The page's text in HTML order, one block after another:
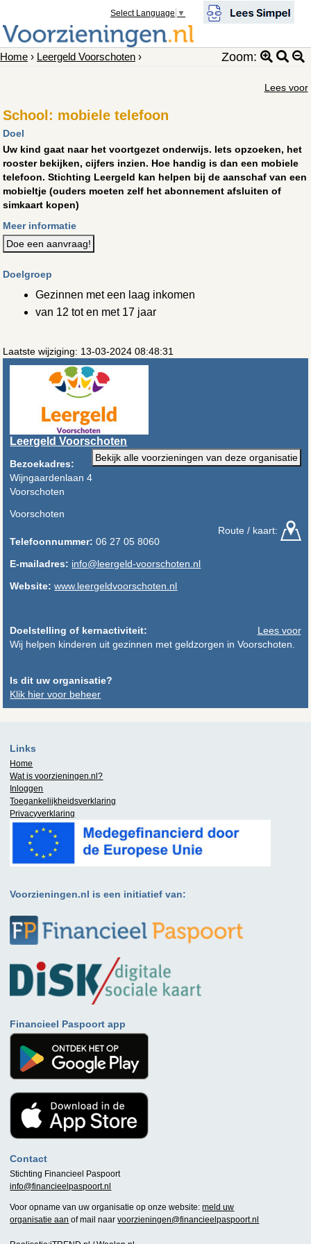
Select Language ▼
Home › Leergeld Voorschoten › Zoom:
Lees voor
School: mobiele telefoon
Doel
Uw kind gaat naar het voortgezet onderwijs. Iets opzoeken, het
rooster bekijken, cijfers inzien. Hoe handig is dan een mobiele
telefoon. Stichting Leergeld kan helpen bij de aanschaf van een
mobieltje (ouders moeten zelf het abonnement afsluiten of
simkaart kopen)
Meer informatie
Doe een aanvraag!
Doelgroep
Gezinnen met een laag inkomen
van 12 tot en met 17 jaar
Laatste wijziging: 13-03-2024 08:48:31
Leergeld Voorschoten
Bekijk alle voorzieningen van deze organisatie
Bezoekadres:
Wijngaardenlaan 4
Voorschoten
Voorschoten
Route / kaart:
Telefoonnummer: 06 27 05 8060
E-mailadres: info@leergeld-voorschoten.nl
Website: www.leergeldvoorschoten.nl
Lees voor
Doelstelling of kernactiviteit:
Wij helpen kinderen uit gezinnen met geldzorgen in Voorschoten.
Is dit uw organisatie?
Klik hier voor beheer
Links
Home
Wat is voorzieningen.nl?
Inloggen
Toegankelijkheidsverklaring
Privacyverklaring
Voorzieningen.nl is een initiatief van:
Financieel Paspoort app
Contact
Stichting Financieel Paspoort
info@financieelpaspoort.nl
Voor opname van uw organisatie op onze website:meld uw
organisatie aan of mail naarvoorzieningen@financieelpaspoort.nl